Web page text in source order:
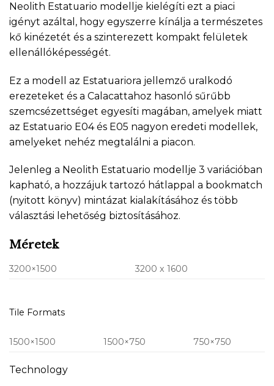
Neolith Estatuario modellje kielégíti ezt a piaci
igényt azáltal, hogy egyszerre kínálja a természetes
kő kinézetét és a szinterezett kompakt felületek
ellenállóképességét.
Ez a modell az Estatuariora jellemző uralkodó
erezeteket és a Calacattahoz hasonló sűrűbb
szemcsézettséget egyesíti magában, amelyek miatt
az Estatuario E04 és E05 nagyon eredeti modellek,
amelyeket nehéz megtalálni a piacon.
Jelenleg a Neolith Estatuario modellje 3 variációban
kapható, a hozzájuk tartozó hátlappal a bookmatch
(nyitott könyv) mintázat kialakításához és több
választási lehetőség biztosításához.
Méretek
3200×1500 3200 x 1600
Tile Formats
1500×1500 1500×750 750×750
Technology